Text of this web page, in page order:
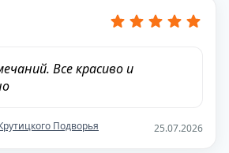
Все красиво и
Подворья 25.07.2026